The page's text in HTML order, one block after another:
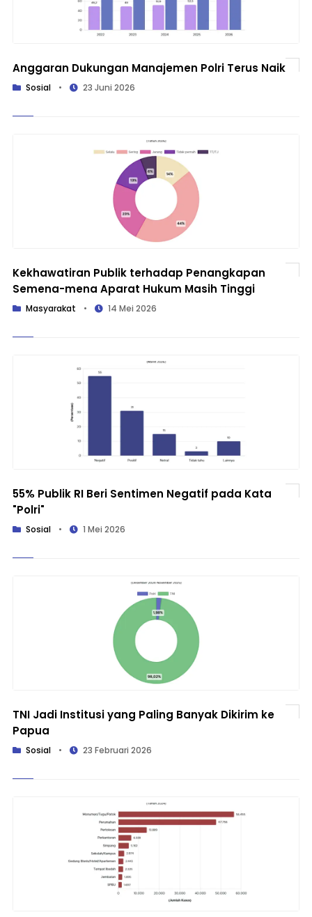
Anggaran Dukungan Manajemen Polri Terus Naik
Sosial • 23 Juni 2026
Kekhawatiran Publik terhadap Penangkapan
Semena-mena Aparat Hukum Masih Tinggi
Masyarakat • 14 Mei 2026
55% Publik RI Beri Sentimen Negatif pada Kata
"Polri"
Sosial • 1 Mei 2026
TNI Jadi Institusi yang Paling Banyak Dikirim ke
Papua
Sosial • 23 Februari 2026